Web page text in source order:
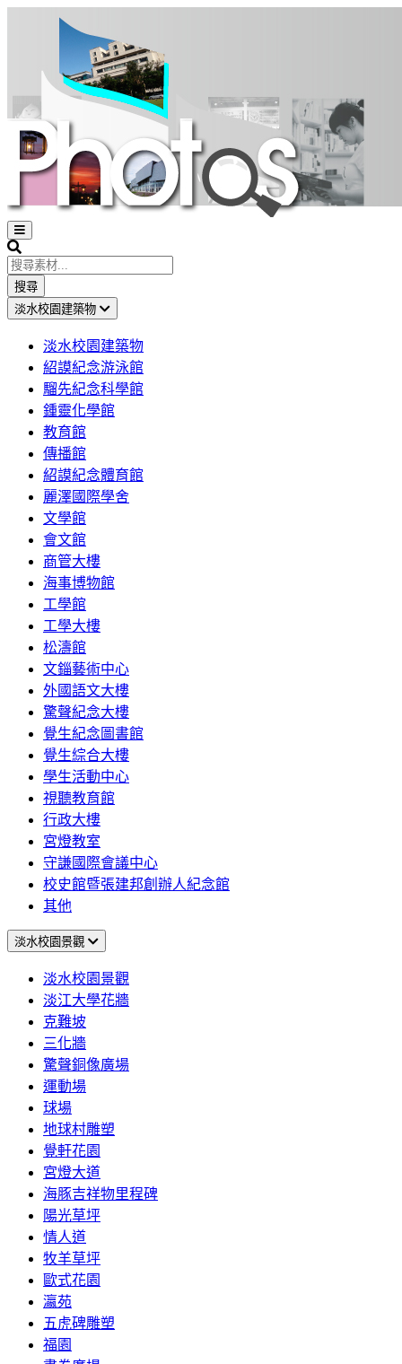
Open
sidebar
Search
搜尋
淡水校園建築物
淡水校園建築物
紹謨紀念游泳館
騮先紀念科學館
鍾靈化學館
教育館
傳播館
紹謨紀念體育館
麗澤國際學舍
文學館
會文館
商管大樓
海事博物館
工學館
工學大樓
松濤館
文錙藝術中心
外國語文大樓
驚聲紀念大樓
覺生紀念圖書館
覺生綜合大樓
學生活動中心
視聽教育館
行政大樓
宮燈教室
守謙國際會議中心
校史館暨張建邦創辦人紀念館
其他
淡水校園景觀
淡水校園景觀
淡江大學花牆
克難坡
三化牆
驚聲銅像廣場
運動場
球場
地球村雕塑
覺軒花園
宮燈大道
海豚吉祥物里程碑
陽光草坪
情人道
牧羊草坪
歐式花園
瀛苑
五虎碑雕塑
福園